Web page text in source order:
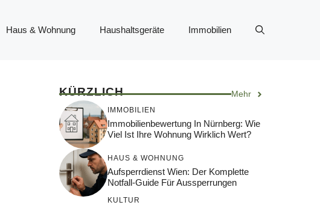
Haus & Wohnung Haushaltsgeräte Immobilien
KÜRZLICH Mehr
IMMOBILIEN
Immobilienbewertung In Nürnberg: Wie
Viel Ist Ihre Wohnung Wirklich Wert?
HAUS & WOHNUNG
Aufsperrdienst Wien: Der Komplette
Notfall-Guide Für Aussperrungen
KULTUR